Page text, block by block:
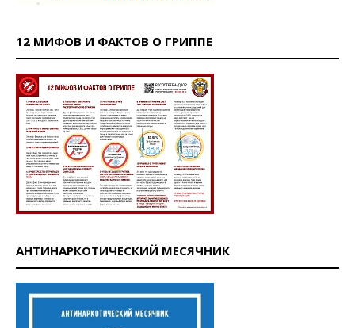
12 МИФОВ И ФАКТОВ О ГРИППЕ
АНТИНАРКОТИЧЕСКИЙ МЕСЯЧНИК